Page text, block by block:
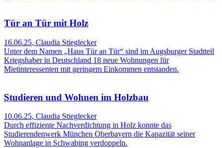
Tür an Tür mit Holz
16.06.25, Claudia Stieglecker
Unter dem Namen „Haus Tür an Tür“ sind im Augsburger Stadtteil
Kriegshaber in Deutschland 18 neue Wohnungen für
Mietinteressenten mit geringem Einkommen entstanden.
Studieren und Wohnen im Holzbau
10.06.25, Claudia Stieglecker
Durch effiziente Nachverdichtung in Holz konnte das
Studierendenwerk München Oberbayern die Kapazität seiner
Wohnanlage in Schwabing verdoppeln.